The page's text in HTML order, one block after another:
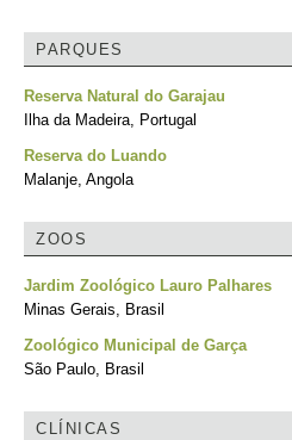
PARQUES
Reserva Natural do Garajau
Ilha da Madeira, Portugal
Reserva do Luando
Malanje, Angola
ZOOS
Jardim Zoológico Lauro Palhares
Minas Gerais, Brasil
Zoológico Municipal de Garça
São Paulo, Brasil
CLÍNICAS